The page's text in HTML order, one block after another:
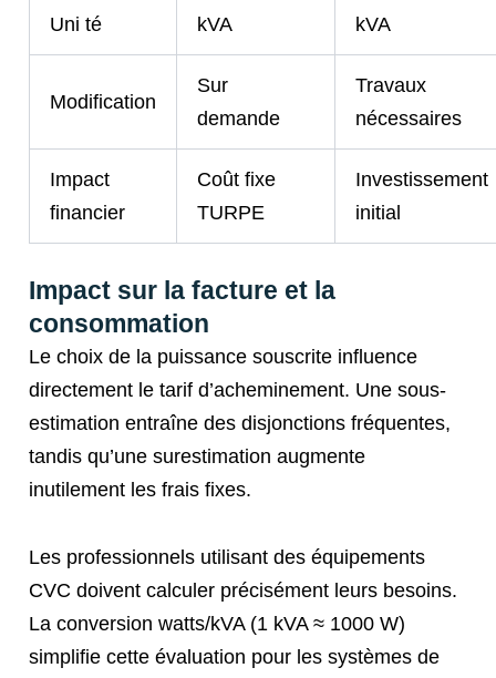
Uni té kVA kVA
Modification
Sur
demande
Travaux
nécessaires
Impact
financier
Coût fixe
TURPE
Investissement
initial
Impact sur la facture et la
consommation
Le choix de la puissance souscrite influence
directement le tarif d’acheminement. Une sous-
estimation entraîne des disjonctions fréquentes,
tandis qu’une surestimation augmente
inutilement les frais fixes.
Les professionnels utilisant des équipements
CVC doivent calculer précisément leurs besoins.
La conversion watts/kVA (1 kVA ≈ 1000 W)
simplifie cette évaluation pour les systèmes de